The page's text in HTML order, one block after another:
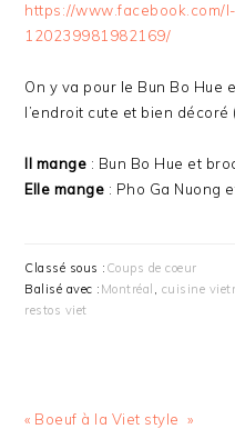
https://www.facebook.com/
120239981982169/
On y va pour le Bun Bo Hue
l’endroit cute et bien décoré
Il mange : Bun Bo Hue et
Elle mange : Pho Ga Nuong
Classé sous : Coups de coeur
Balisé avec : Montréal , cuisine
restos viet
Article
« Boeuf à la Viet style »